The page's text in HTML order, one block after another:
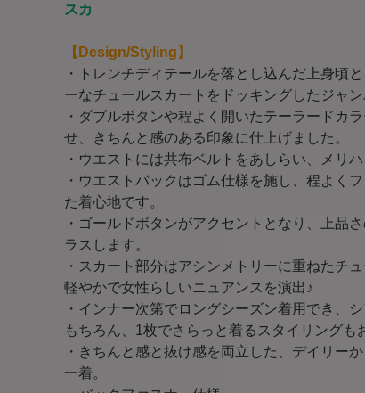
スカ
【Design/Styling】
・トレンチディテールを落とし込んだ上身頃
ーなチュールスカートをドッキングしたジャン
・ダブルボタンや程よく開いたテーラードカ
せ、きちんと感のある印象に仕上げました。
・ウエストには共布ベルトをあしらい、メリ
・ウエストバックはゴム仕様を施し、程よく
た着心地です。
・ゴールドボタンがアクセントとなり、上品
ラスします。
・スカート部分はアシンメトリーに重ねたチ
軽やかで女性らしいニュアンスを演出♪
・インナー次第でロングシーズン着用でき、
もちろん、1枚でさらっと着るスタイリングも
・きちんと感と抜け感を両立した、デイリー
一着。